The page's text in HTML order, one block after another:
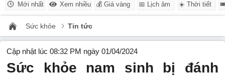
Mới nhất Xem nhiều 💰 Giá vàng 📅 Lịch âm ☀️ Thời tiết
Sức khỏe Tin tức
Cập nhật lúc 08:32 PM ngày 01/04/2024
Sức khỏe nam sinh bị đánh